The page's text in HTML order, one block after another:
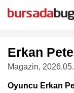
Erkan
Magazin,
Oyuncu Erkan